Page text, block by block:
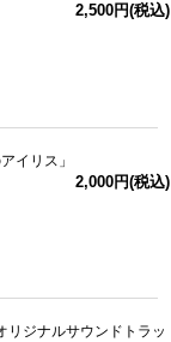
2,500円(税込)
イリス」
2,000円(税込)
リジナルサウンドトラッ